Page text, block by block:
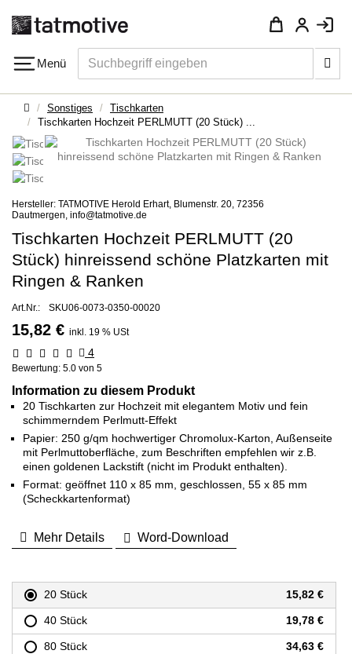
Navigation
Menü
Startseite
Sonstiges
Tischkarten
Tischkarten Hochzeit PERLMUTT (20 Stück) ...
Hersteller: TATMOTIVE Herold Erhart, Blumenstr. 20, 72356
Dautmergen, info@tatmotive.de
Tischkarten Hochzeit PERLMUTT (20
Stück) hinreissend schöne Platzkarten mit
Ringen & Ranken
Art.Nr.: SKU06-0073-0350-00020
15,82 € inkl. 19 % USt
4
Bewertung: 5.0 von 5
Information zu diesem Produkt
20 Tischkarten zur Hochzeit mit elegantem Motiv und fein
schimmerndem Perlmutt-Effekt
Papier: 250 g/qm hochwertiger Chromolux-Karton, Außenseite
mit Perlmuttoberfläche, zum Beschriften empfehlen wir z.B.
einen goldenen Lackstift (nicht im Produkt enthalten).
Format: geöffnet 110 x 85 mm, geschlossen, 55 x 85 mm
(Scheckkartenformat)
Mehr Details Word-Download
20 Stück 15,82 €
40 Stück 19,78 €
80 Stück 34,63 €